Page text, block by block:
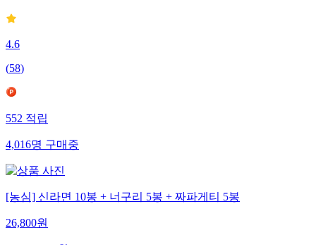
4.6
(58)
552적립
4,016명구매중
[농심] 신라면 10봉 + 너구리 5봉 + 짜파게티 5봉
26,800원